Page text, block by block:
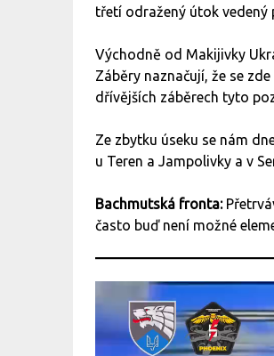
třetí odražený útok vedený
Východně od Makijivky
Záběry naznačují, že se
dřívějších záběrech tyto
Ze zbytku úseku se nám
u Teren a Jampolivky a v
Bachmutská fronta:
často buď není možné